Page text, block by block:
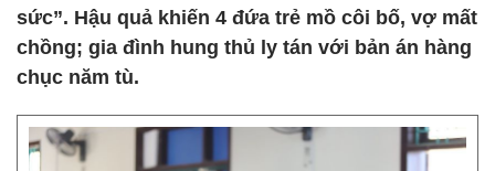
sức”. Hậu quả khiến 4 đứa trẻ mồ côi bố, vợ mất
chồng; gia đình hung thủ ly tán với bản án hàng
chục năm tù.